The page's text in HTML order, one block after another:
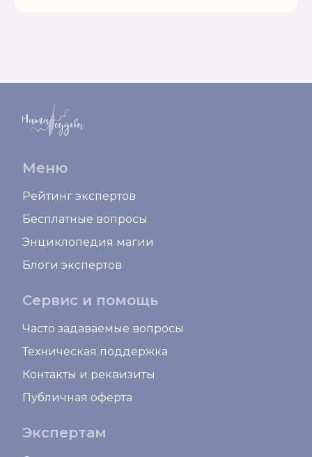
Меню
Рейтинг экспертов
Бесплатные вопросы
Энциклопедия магии
Блоги экспертов
Сервис и помощь
Часто задаваемые вопросы
Техническая поддержка
Контакты и реквизиты
Публичная оферта
Экспертам